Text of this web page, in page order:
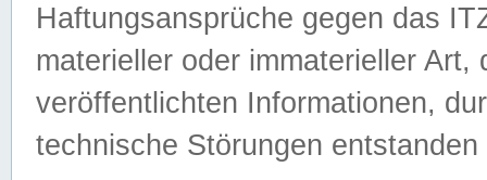
Haftungsansprüche gegen das
materieller oder immaterieller
veröffentlichten Informationen,
technische Störungen